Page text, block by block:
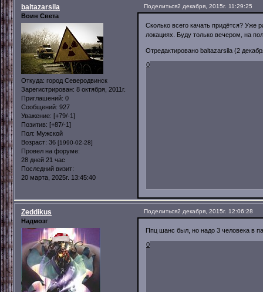
Поделиться2 декабря, 2015г. 11:29:25
baltazarsila
Воин Света
Откуда: город Северодвинск
Зарегистрирован: 8 октября, 2011г.
Приглашений: 0
Сообщений: 927
Уважение: [+79/-1]
Позитив: [+87/-1]
Пол: Мужской
Возраст: 36 [1990-02-28]
Провел на форуме:
28 дней 21 час
Последний визит:
20 марта, 2025г. 13:45:40
Сколько всего качать придётся? Уже
локациях. Буду только вечером, на
Отредактировано baltazarsila (2
0
Поделиться2 декабря, 2015г. 12:06:28
Zeddikus
Надмозг
Ппц шанс был, но надо 3 человека в
0